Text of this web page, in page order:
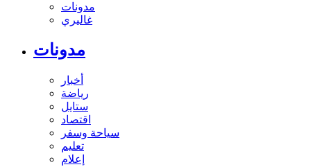
مدونات
غاليري
مدونات
أخبار
رياضة
ستايل
اقتصاد
سياحة وسفر
تعليم
إعلام